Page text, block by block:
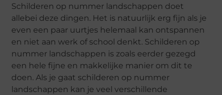
Schilderen op nummer landschappen doet
allebei deze dingen. Het is natuurlijk erg fijn als je
even een paar uurtjes helemaal kan ontspannen
en niet aan werk of school denkt. Schilderen op
nummer landschappen is zoals eerder gezegd
een hele fijne en makkelijke manier om dit te
doen. Als je gaat schilderen op nummer
landschappen kan je veel verschillende